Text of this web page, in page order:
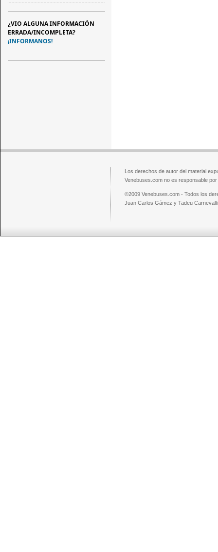
¿VIO ALGUNA INFORMACIÓN
ERRADA/INCOMPLETA?
¡INFORMANOS!
Los derechos de autor del material
Venebuses.com no es responsable
©2009 Venebuses.com - Todos los
Juan Carlos Gámez y Tadeu Carnevalli